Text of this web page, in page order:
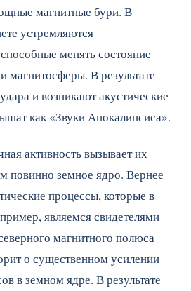
магнитные бури. В
устремляются
менять состояние
В результате
и возникают акустические
как «Звуки Апокалипсиса».
активность вызывает их
повинно земное ядро. Вернее
процессы, которые в
являемся свидетелями
магнитного полюса
о существенном усилении
в земном ядре. В результате